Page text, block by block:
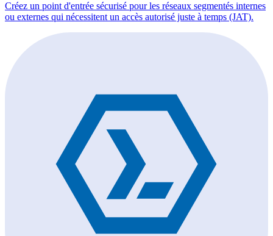
Créez un point d'entrée sécurisé pour les réseaux segmentés internes
ou externes qui nécessitent un accès autorisé juste à temps (JAT).